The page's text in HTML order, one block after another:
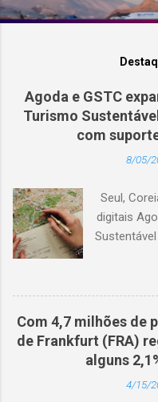
Agoda e GSTC
Turismo
com
8/05/
Seul,
digitais
para a
em
surge no
seu
de
Com 4,7 milhões de
de Frankfurt (FRA)
alguns
4/15/